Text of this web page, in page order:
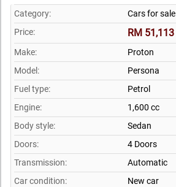
Category:
Cars for sale
Price:
RM 51,113
Make:
Proton
Model:
Persona
Fuel type:
Petrol
Engine:
1,600 cc
Body style:
Sedan
Doors:
4 Doors
Transmission:
Automatic
Car condition:
New car